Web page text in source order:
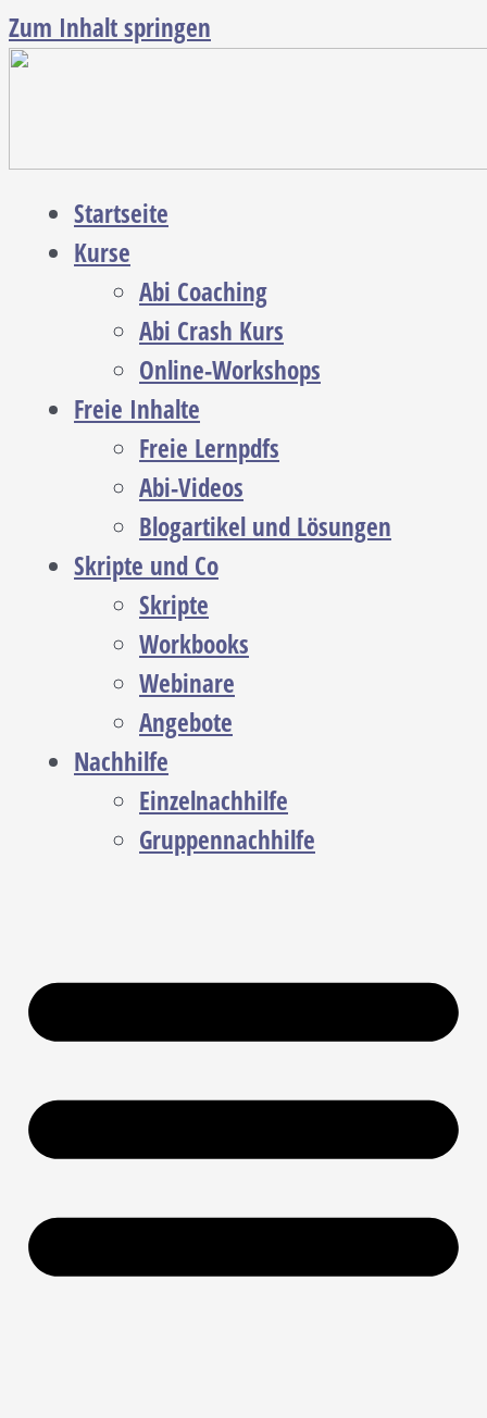
Zum Inhalt springen
Startseite
Kurse
Abi Coaching
Abi Crash Kurs
Online-Workshops
Freie Inhalte
Freie Lernpdfs
Abi-Videos
Blogartikel und Lösungen
Skripte und Co
Skripte
Workbooks
Webinare
Angebote
Nachhilfe
Einzelnachhilfe
Gruppennachhilfe